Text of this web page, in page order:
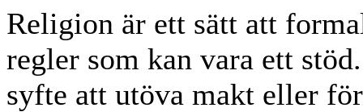
Religion är ett sätt att
regler som kan vara ett
syfte att utöva makt eller